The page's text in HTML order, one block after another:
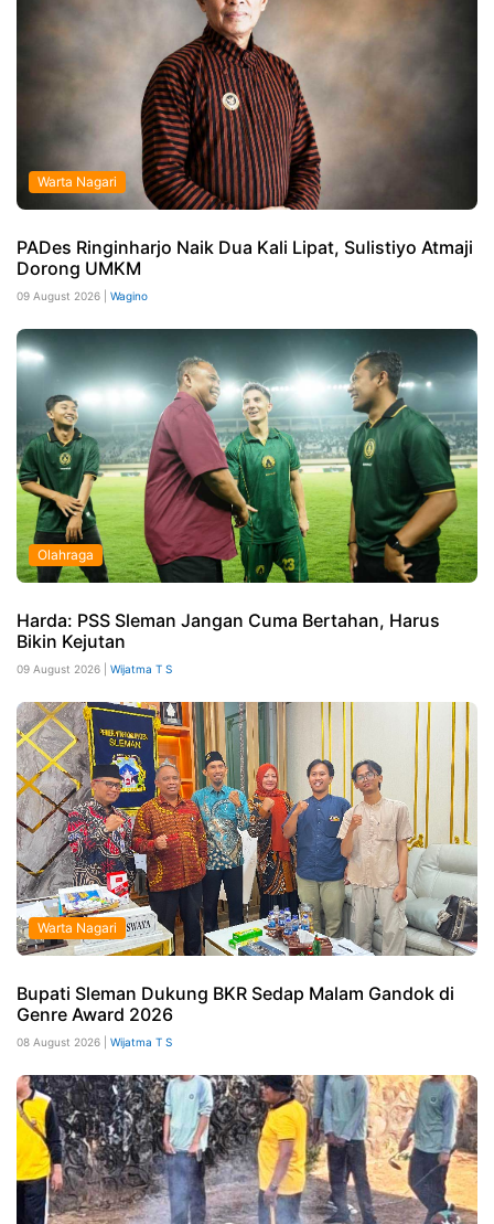
Warta Nagari
PADes Ringinharjo Naik Dua Kali Lipat, Sulistiyo Atmaji
Dorong UMKM
09 August 2026 | Wagino
Olahraga
Harda: PSS Sleman Jangan Cuma Bertahan, Harus
Bikin Kejutan
09 August 2026 | Wijatma T S
Warta Nagari
Bupati Sleman Dukung BKR Sedap Malam Gandok di
Genre Award 2026
08 August 2026 | Wijatma T S